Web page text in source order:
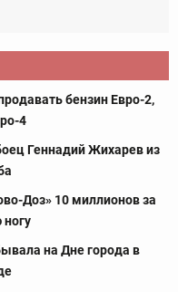
бензин Евро-2,
4
Геннадий Жихарев из
Доз» 10 миллионов за
на Дне города в